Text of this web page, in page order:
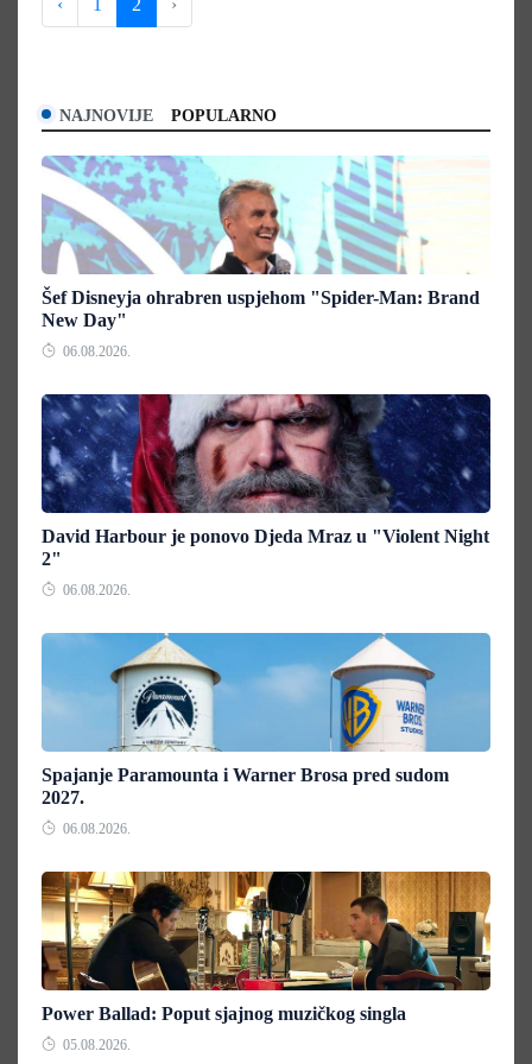
‹ 2 ›
NAJNOVIJE POPULARNO
Šef Disneyja ohrabren uspjehom "Spider-Man: Brand
New Day"
06.08.2026.
David Harbour je ponovo Djeda Mraz u "Violent Night
2"
06.08.2026.
Spajanje Paramounta i Warner Brosa pred sudom
2027.
06.08.2026.
Power Ballad: Poput sjajnog muzičkog singla
05.08.2026.